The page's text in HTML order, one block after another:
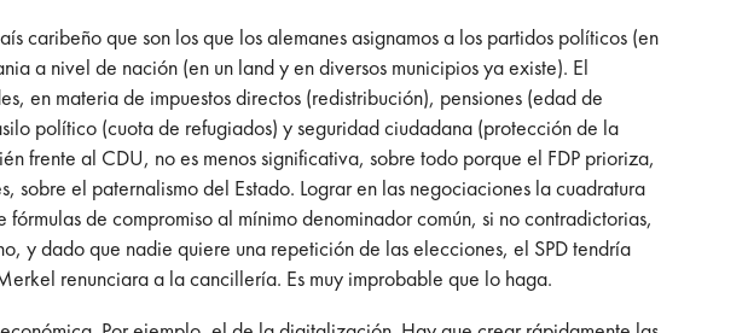
caribeño que son los que los alemanes asignamos a los partidos políticos (en
a nivel de nación (en un land y en diversos municipios ya existe). El
en materia de impuestos directos (redistribución), pensiones (edad de
político (cuota de refugiados) y seguridad ciudadana (protección de la
frente al CDU, no es menos significativa, sobre todo porque el FDP prioriza,
el paternalismo del Estado. Lograr en las negociaciones la cuadratura
de compromiso al mínimo denominador común, si no contradictorias,
y dado que nadie quiere una repetición de las elecciones, el SPD tendría
renunciara a la cancillería. Es muy improbable que lo haga.